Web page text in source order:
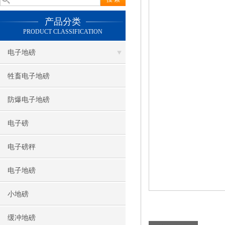
产品分类
PRODUCT CLASSIFICATION
电子地磅
牲畜电子地磅
防爆电子地磅
电子磅
电子磅秤
电子地磅
小地磅
缓冲地磅